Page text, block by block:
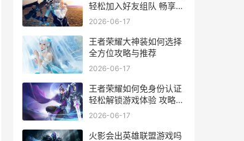
轻松加入好友组队 畅享游
戏乐趣攻略
2026-06-17
王者荣耀大神装如何选择
全方位攻略与推荐
2026-06-17
王者荣耀如何免身份认证
轻松解锁游戏体验 攻略全
解析
2026-06-17
火影会出英雄联盟游戏吗